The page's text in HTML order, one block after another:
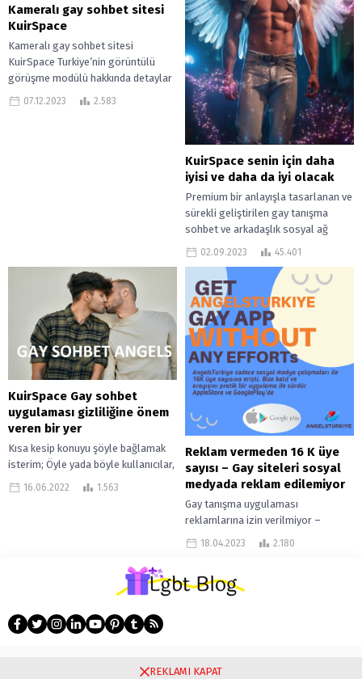
Kameralı gay sohbet sitesi
KuirSpace
Kameralı gay sohbet sitesi
KuirSpace Turkiye’nin görüntülü
görüşme modülü hakkında detaylar
görsellerle birlikte sayfanın
07.12.2023 2.583
KuirSpace senin için daha
iyisi ve daha da iyi olacak
Premium bir anlayışla tasarlanan ve
sürekli geliştirilen gay tanışma
sohbet ve arkadaşlık sosyal ağ
uygulaması kuir.space senin için en
02.09.2023 45.401
KuirSpace Gay sohbet
uygulaması gizliliğine önem
veren bir yer
Kısa kesip konuyu şöyle bağlamak
isterim; Öyle yada böyle kullanıcılar,
arkadaşlık sitelerinde uzun veya kısa
16.06.2022 1.563
Reklam vermeden 16 K üye
sayısı – Gay siteleri sosyal
medyada reklam edilemiyor
Gay tanışma uygulaması
reklamlarına izin verilmiyor –
KuirSpace sadece sosyal medya ile
18.04.2023 2.180
REKLAMI KAPAT